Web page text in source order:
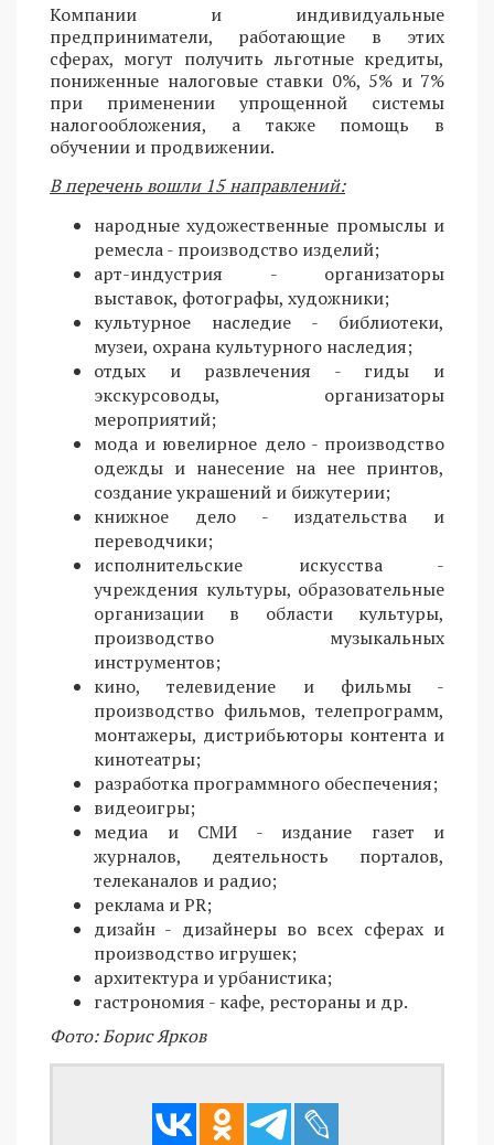
Компании и индивидуальные
предприниматели, работающие в этих
сферах, могут получить льготные кредиты,
пониженные налоговые ставки 0%, 5% и 7%
при применении упрощенной системы
налогообложения, а также помощь в
обучении и продвижении.
В перечень вошли 15 направлений:
народные художественные промыслы и
ремесла - производство изделий;
арт-индустрия - организаторы
выставок, фотографы, художники;
культурное наследие - библиотеки,
музеи, охрана культурного наследия;
отдых и развлечения - гиды и
экскурсоводы, организаторы
мероприятий;
мода и ювелирное дело - производство
одежды и нанесение на нее принтов,
создание украшений и бижутерии;
книжное дело - издательства и
переводчики;
исполнительские искусства -
учреждения культуры, образовательные
организации в области культуры,
производство музыкальных
инструментов;
кино, телевидение и фильмы -
производство фильмов, телепрограмм,
монтажеры, дистрибьюторы контента и
кинотеатры;
разработка программного обеспечения;
видеоигры;
медиа и СМИ - издание газет и
журналов, деятельность порталов,
телеканалов и радио;
реклама и PR;
дизайн - дизайнеры во всех сферах и
производство игрушек;
архитектура и урбанистика;
гастрономия - кафе, рестораны и др.
Фото: Борис Ярков